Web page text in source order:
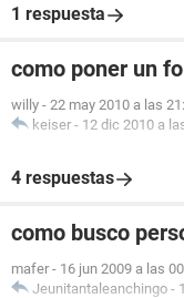
1 respuesta
como poner un
willy - 22 may 2010 a las
keiser - 12 dic 2010 a
4 respuestas
como busco
mafer - 16 jun 2009 a las
Jeunitantaleanchingo -